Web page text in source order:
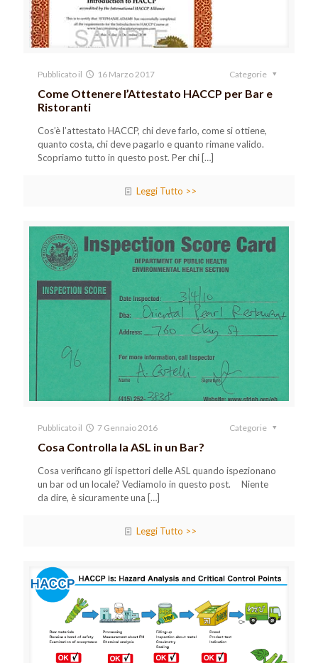
Pubblicato il 16 Marzo 2017 Categorie
Come Ottenere l’Attestato HACCP per Bar e
Ristoranti
Cos’è l’attestato HACCP, chi deve farlo, come si ottiene,
quanto costa, chi deve pagarlo e quanto rimane valido.
Scopriamo tutto in questo post. Per chi […]
Leggi Tutto >>
Pubblicato il 7 Gennaio 2016 Categorie
Cosa Controlla la ASL in un Bar?
Cosa verificano gli ispettori delle ASL quando ispezionano
un bar od un locale? Vediamolo in questo post. Niente
da dire, è sicuramente una […]
Leggi Tutto >>